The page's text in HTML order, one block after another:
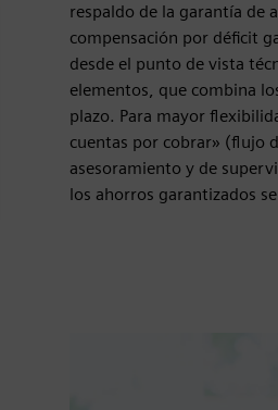
respaldo de la garantía de
compensación por déficit
desde el punto de vista
elementos, que combina
plazo. Para mayor
cuentas por cobrar» (flujo
asesoramiento y de
los ahorros garantizados